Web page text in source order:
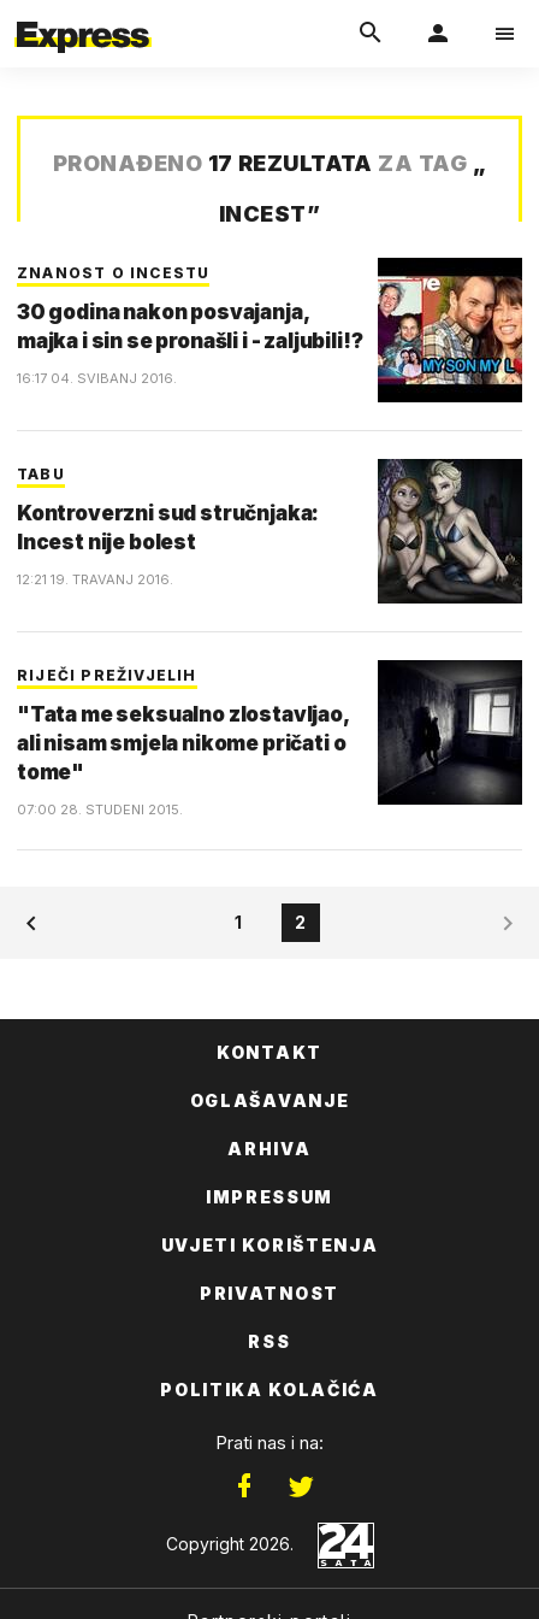
PRONAĐENO 17 REZULTATA ZA TAG „
INCEST”
ZNANOST O INCESTU
30 godina nakon posvajanja,
majka i sin se pronašli i - zaljubili!?
16:17 04. SVIBANJ 2016.
TABU
Kontroverzni sud stručnjaka:
Incest nije bolest
12:21 19. TRAVANJ 2016.
RIJEČI PREŽIVJELIH
"Tata me seksualno zlostavljao,
ali nisam smjela nikome pričati o
tome"
07:00 28. STUDENI 2015.
1 2
KONTAKT
OGLAŠAVANJE
ARHIVA
IMPRESSUM
UVJETI KORIŠTENJA
PRIVATNOST
RSS
POLITIKA KOLAČIĆA
Prati nas i na:
Copyright 2026.